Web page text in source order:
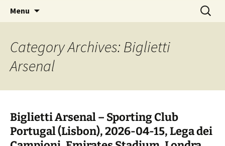
Menu
Search
for:
Category Archives: Biglietti
Arsenal
Biglietti Arsenal – Sporting Club
Portugal (Lisbon), 2026-04-15, Lega dei